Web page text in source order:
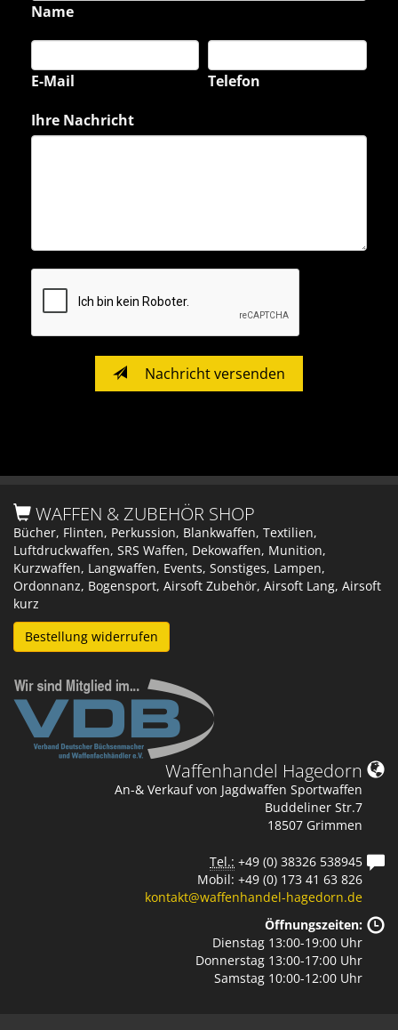
Name
E-Mail
Telefon
Ihre Nachricht
Nachricht versenden
WAFFEN & ZUBEHÖR SHOP
Bücher, Flinten, Perkussion, Blankwaffen, Textilien,
Luftdruckwaffen, SRS Waffen, Dekowaffen, Munition,
Kurzwaffen, Langwaffen, Events, Sonstiges, Lampen,
Ordonnanz, Bogensport, Airsoft Zubehör, Airsoft Lang, Airsoft
kurz
Bestellung widerrufen
Waffenhandel Hagedorn
An-& Verkauf von Jagdwaffen Sportwaffen
Buddeliner Str.7
18507 Grimmen
Tel.: +49 (0) 38326 538945
Mobil: +49 (0) 173 41 63 826
kontakt@waffenhandel-hagedorn.de
Öffnungszeiten:
Dienstag 13:00-19:00 Uhr
Donnerstag 13:00-17:00 Uhr
Samstag 10:00-12:00 Uhr